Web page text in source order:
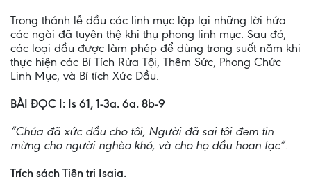
Trong thánh lễ dầu các linh mục lặp lại những lời hứa
các ngài đã tuyên thệ khi thụ phong linh mục. Sau đó,
các loại dầu được làm phép để dùng trong suốt năm khi
thực hiện các Bí Tích Rửa Tội, Thêm Sức, Phong Chức
Linh Mục, và Bí tích Xức Dầu.
BÀI ĐỌC I: Is 61, 1-3a. 6a. 8b-9
“Chúa đã xức dầu cho tôi, Người đã sai tôi đem tin
mừng cho người nghèo khó, và cho họ dầu hoan lạc”.
Trích sách Tiên tri Isaia.